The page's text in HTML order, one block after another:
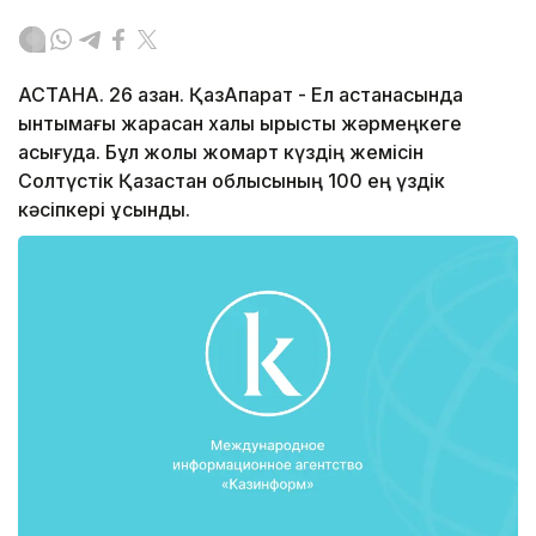
АСТАНА. 26 қазан. ҚазАқпарат - Ел астанасында
ынтымағы жарасқан халық ырысты жәрмеңкеге
асығуда. Бұл жолы жомарт күздің жемісін
Солтүстік Қазақстан облысының 100 ең үздік
кәсіпкері ұсынды.